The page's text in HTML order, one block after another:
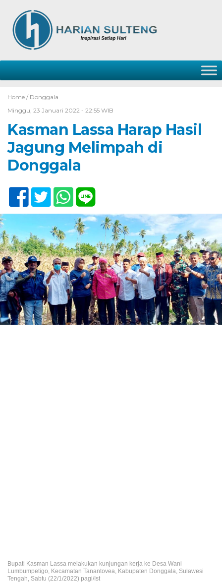
Home / Donggala
Minggu, 23 Januari 2022 - 22:55 WIB
Kasman Lassa Harap Hasil
Jagung Melimpah di
Donggala
Bupati Kasman Lassa melakukan kunjungan kerja ke Desa Wani
Lumbumpetigo, Kecamatan Tanantovea, Kabupaten Donggala, Sulawesi
Tengah, Sabtu (22/1/2022) pagi/Ist